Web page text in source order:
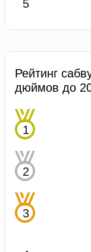
Рейтинг
дюймов до